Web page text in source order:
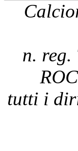
n.
tutti i